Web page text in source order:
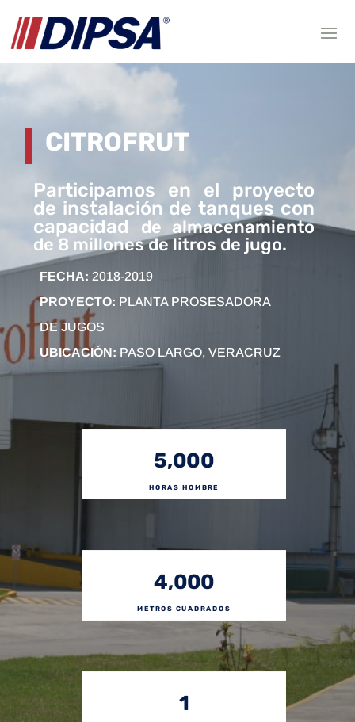
CITROFRUT
Participamos en el proyecto
de instalación de tanques con
capacidad de almacenamiento
de 8 millones de litros de jugo.
FECHA: 2018-2019
PROYECTO: PLANTA PROSESADORA
DE JUGOS
UBICACIÓN: PASO LARGO, VERACRUZ
5,000
HORAS HOMBRE
4,000
METROS CUADRADOS
1